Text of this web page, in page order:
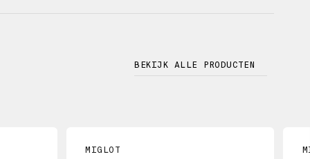
BEKIJK ALLE PRODUCTEN
MIGLOT